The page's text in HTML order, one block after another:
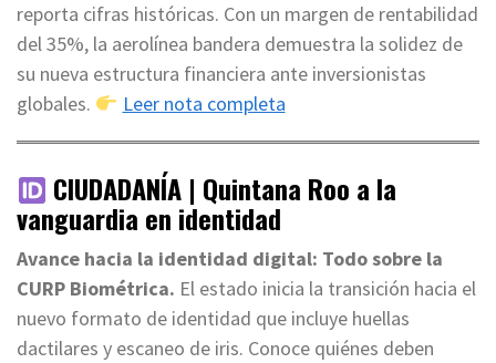
reporta cifras históricas. Con un margen de rentabilidad
del 35%, la aerolínea bandera demuestra la solidez de
su nueva estructura financiera ante inversionistas
globales.
Leer nota completa
CIUDADANÍA | Quintana Roo a la
vanguardia en identidad
Avance hacia la identidad digital: Todo sobre la
CURP Biométrica. El estado inicia la transición hacia el
nuevo formato de identidad que incluye huellas
dactilares y escaneo de iris. Conoce quiénes deben